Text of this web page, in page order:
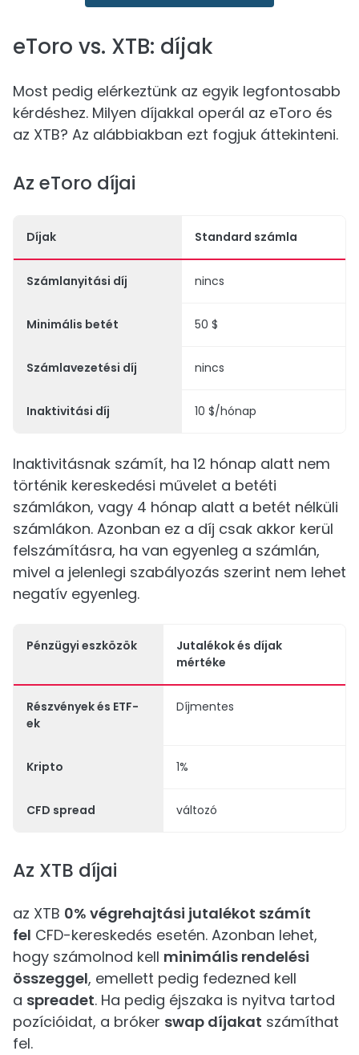
eToro vs. XTB: díjak
Most pedig elérkeztünk az egyik legfontosabb
kérdéshez. Milyen díjakkal operál az eToro és
az XTB? Az alábbiakban ezt fogjuk áttekinteni.
Az eToro díjai
Díjak Standard számla
Számlanyitási díj nincs
Minimális betét 50 $
Számlavezetési díj nincs
Inaktivitási díj 10 $/hónap
Inaktivitásnak számít, ha 12 hónap alatt nem
történik kereskedési művelet a betéti
számlákon, vagy 4 hónap alatt a betét nélküli
számlákon. Azonban ez a díj csak akkor kerül
felszámításra, ha van egyenleg a számlán,
mivel a jelenlegi szabályozás szerint nem lehet
negatív egyenleg.
Pénzügyi eszközök
Jutalékok és díjak
mértéke
Részvények és ETF-
ek
Díjmentes
Kripto 1%
CFD spread változó
Az XTB díjai
az XTB 0% végrehajtási jutalékot számít
fel CFD-kereskedés esetén. Azonban lehet,
hogy számolnod kell minimális rendelési
összeggel, emellett pedig fedezned kell
a spreadet. Ha pedig éjszaka is nyitva tartod
pozícióidat, a bróker swap díjakat számíthat
fel.